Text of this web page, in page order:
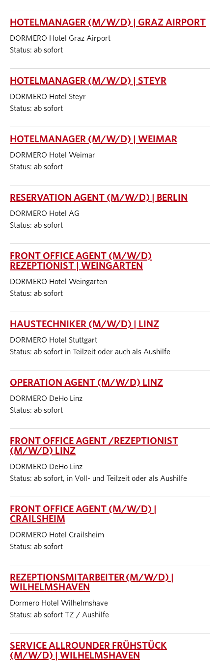
HOTELMANAGER (M/W/D) | GRAZ AIRPORT
DORMERO Hotel Graz Airport
Status: ab sofort
HOTELMANAGER (M/W/D) | STEYR
DORMERO Hotel Steyr
Status: ab sofort
HOTELMANAGER (M/W/D) | WEIMAR
DORMERO Hotel Weimar
Status: ab sofort
RESERVATION AGENT (M/W/D) | BERLIN
DORMERO Hotel AG
Status: ab sofort
FRONT OFFICE AGENT (M/W/D)
REZEPTIONIST | WEINGARTEN
DORMERO Hotel Weingarten
Status: ab sofort
HAUSTECHNIKER (M/W/D) | LINZ
DORMERO Hotel Stuttgart
Status: ab sofort in Teilzeit oder auch als Aushilfe
OPERATION AGENT (M/W/D) LINZ
DORMERO DeHo Linz
Status: ab sofort
FRONT OFFICE AGENT /REZEPTIONIST
(M/W/D) LINZ
DORMERO DeHo Linz
Status: ab sofort, in Voll- und Teilzeit oder als Aushilfe
FRONT OFFICE AGENT (M/W/D) |
CRAILSHEIM
DORMERO Hotel Crailsheim
Status: ab sofort
REZEPTIONSMITARBEITER (M/W/D) |
WILHELMSHAVEN
Dormero Hotel Wilhelmshave
Status: ab sofort TZ / Aushilfe
SERVICE ALLROUNDER FRÜHSTÜCK
(M/W/D) | WILHELMSHAVEN